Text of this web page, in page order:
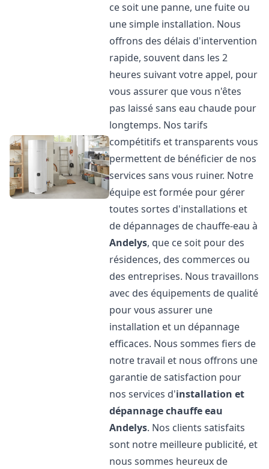
ce soit une panne, une fuite ou
une simple installation. Nous
offrons des délais d'intervention
rapide, souvent dans les 2
heures suivant votre appel, pour
vous assurer que vous n'êtes
pas laissé sans eau chaude pour
longtemps. Nos tarifs
compétitifs et transparents vous
permettent de bénéficier de nos
services sans vous ruiner. Notre
équipe est formée pour gérer
toutes sortes d'installations et
de dépannages de chauffe-eau à
Andelys, que ce soit pour des
résidences, des commerces ou
des entreprises. Nous travaillons
avec des équipements de qualité
pour vous assurer une
installation et un dépannage
efficaces. Nous sommes fiers de
notre travail et nous offrons une
garantie de satisfaction pour
nos services d'installation et
dépannage chauffe eau
Andelys. Nos clients satisfaits
sont notre meilleure publicité, et
nous sommes heureux de